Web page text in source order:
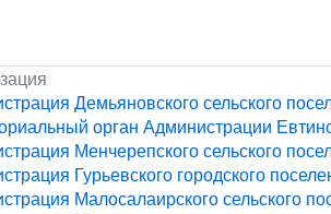
Демьяновского сельского
орган Администрации
Менчерепского сельского
Гурьевского городского
Малосалаирского сельского